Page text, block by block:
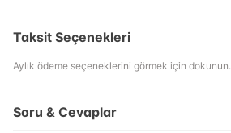
Taksit Seçenekleri
Aylık ödeme seçeneklerini görmek için dokunun.
Soru & Cevaplar